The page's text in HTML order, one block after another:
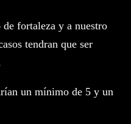
fortaleza y a nuestro
tendran que ser
un mínimo de 5 y un